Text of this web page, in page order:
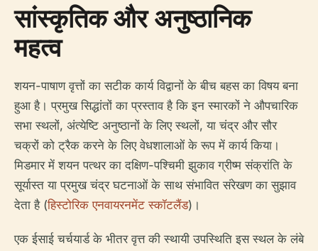
सांस्कृतिक और अनुष्ठानिक
महत्व
शयन-पाषाण वृत्तों का सटीक कार्य विद्वानों के बीच बहस का विषय बना
हुआ है। प्रमुख सिद्धांतों का प्रस्ताव है कि इन स्मारकों ने औपचारिक
सभा स्थलों, अंत्येष्टि अनुष्ठानों के लिए स्थलों, या चंद्र और सौर
चक्रों को ट्रैक करने के लिए वेधशालाओं के रूप में कार्य किया।
मिडमार में शयन पत्थर का दक्षिण-पश्चिमी झुकाव ग्रीष्म संक्रांति के
सूर्यास्त या प्रमुख चंद्र घटनाओं के साथ संभावित संरेखण का सुझाव
देता है (हिस्टोरिक एनवायरनमेंट स्कॉटलैंड)।
एक ईसाई चर्चयार्ड के भीतर वृत्त की स्थायी उपस्थिति इस स्थल के लंबे